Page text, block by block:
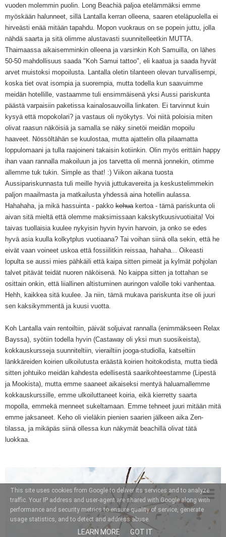
vuoden molemmin puolin. Long Beachiä paljoa etelämmäksi emme
myöskään halunneet, sillä Lantalla kerran olleena, saaren eteläpuolella ei
hirveästi enää mitään tapahdu. Mopon vuokraus on se popein juttu, jolla
nähdä saarta ja sitä olimme alustavasti suunnitelleetkin MUTTA.
Thaimaassa aikaisemminkin olleena ja varsinkin Koh Samuilla, on lähes
50-50 mahdollisuus saada "Koh Samui tattoo", eli kaatua ja saada hyvät
arvet muistoksi mopoilusta. Lantalla oletin tilanteen olevan turvallisempi,
koska tiet ovat isompia ja suorempia, mutta todella kun saavuimme
meidän hotellille, vastaamme tuli ensimmäisenä yksi Aussi pariskunta
päästä varpaisiin paketissa kainalosauvoilla linkaten. Ei tarvinnut kuin
kysyä että mopokolari? ja vastaus oli nyökytys. Voi niitä poloisia miten
olivat raasun näköisiä ja samalla se näky sinetöi meidän mopoilu
haaveet. Nössöltähän se kuulostaa, mutta ajattelin olla pilaamatta
loppulomaani ja tulla raajoineni takaisin kotiinkin. Olin myös erittäin happy
ihan vaan rannalla makoiluun ja jos tarvetta oli mennä jonnekin, otimme
allemme tuk tukin. Simple as that! :) Viikon aikana tuosta
Aussipariskunnasta tuli meille hyviä juttukavereita ja keskustelimmekin
paljon maailmasta ja matkailusta yhdessä aina hotellin aulassa.
Hahahaha, ja mikä hassuinta - pakko kehuakertoa - tämä pariskunta oli
aivan sitä mieltä että olemme maksimissaan kakskytkuusivuotiaita! Voi
taivas tuollaisia kuulee nykyisin hyvin hyvin harvoin, ja onko se edes
hyvä asia kuulla kolkytplus vuotiaana? Tai voihan siinä olla sekin, että he
eivät vaan voineet uskoa että fossiilitkin reissaa, hahaha... Oikeasti
lopulta se aussi mies pähkäili että kaipa sitten pimeät ja kylmät pohjolan
talvet pitävät teidät nuoren näköisenä. No kaippa sitten ja tottahan se
osittain onkin, että liiallinen altistuminen auringon valolle toki vanhentaa.
Hehh, kaikkea sitä kuulee. Ja niin, tämä mukava pariskunta itse oli juuri
sen kaksikymmentä ja kuusi vuotta.
Koh Lantalla vain rentoiltiin, päivät soljuivat rannalla (enimmäkseen Relax
Bayssa), syötiin todella hyvin (Castaway oli yksi mun suosikeista),
kokkauskursseja suunniteltiin, vierailtiin jooga-studiolla, katseltiin
länkkäreiden koirien ulkoilutusta eräästä koirien hoitokodista, mutta tiedä
sitten johtuiko meidän kahdesta edellisestä saarikohteestamme (Lipestä
ja Mookista), mutta emme saaneet aikaiseksi mentyä haluamallemme
kokkauskurssille, emme ulkoiluttaneet koiria, eikä kierretty saarta
mopolla, emmekä menneet sukeltamaan. Emme tehneet juuri mitään mitä
emme jaksaneet. Keho oli vieläkin pienien saarien jälkeen aika Zen-
tilassa, ja mikäpäs siinä ollessa kun näkymät beachillä olivat tätä
luokkaa.
This site uses cookies from Google to deliver its services and to analyze
traffic. Your IP address and user-agent are shared with Google along with
performance and security metrics to ensure quality of service, generate
usage statistics, and to detect and address abuse.
LEARN MORE GOT IT